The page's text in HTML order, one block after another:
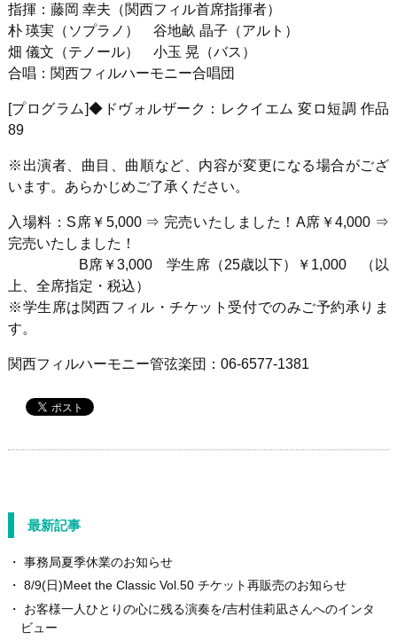
指揮：藤岡 幸夫（関西フィル首席指揮者）
朴 瑛実（ソプラノ） 谷地畝 晶子（アルト）
畑 儀文（テノール） 小玉 晃（バス）
合唱：関西フィルハーモニー合唱団
[プログラム]◆ドヴォルザーク：レクイエム 変ロ短調 作品
89
※出演者、曲目、曲順など、内容が変更になる場合がござ
います。あらかじめご了承ください。
入場料：S席￥5,000 ⇒ 完売いたしました！A席￥4,000 ⇒
完売いたしました！
B席￥3,000 学生席（25歳以下）￥1,000 （以
上、全席指定・税込）
※学生席は関西フィル・チケット受付でのみご予約承りま
す。
関西フィルハーモニー管弦楽団：06-6577-1381
最新記事
事務局夏季休業のお知らせ
8/9(日)Meet the Classic Vol.50 チケット再販売のお知らせ
お客様一人ひとりの心に残る演奏を/吉村佳莉凪さんへのインタ
ビュー